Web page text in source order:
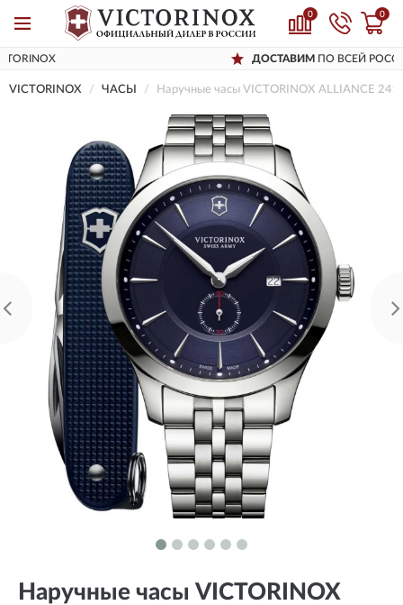
0 0
ДОСТАВИМПО ВСЕЙ РОССИИ
VICTORINOX ЧАСЫ Наручные часы VICTORINOX ALLIANCE
Наручные часы VICTORINOX